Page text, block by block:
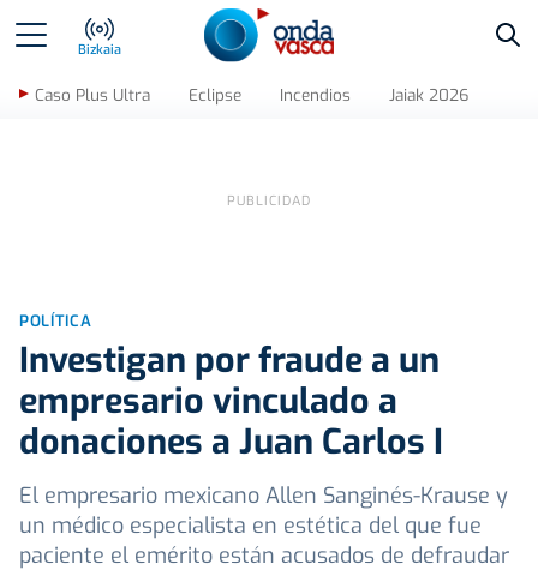
Bizkaia
Caso Plus Ultra Eclipse Incendios Jaiak 2026
POLÍTICA
Investigan por fraude a un
empresario vinculado a
donaciones a Juan Carlos I
El empresario mexicano Allen Sanginés-Krause y
un médico especialista en estética del que fue
paciente el emérito están acusados de defraudar